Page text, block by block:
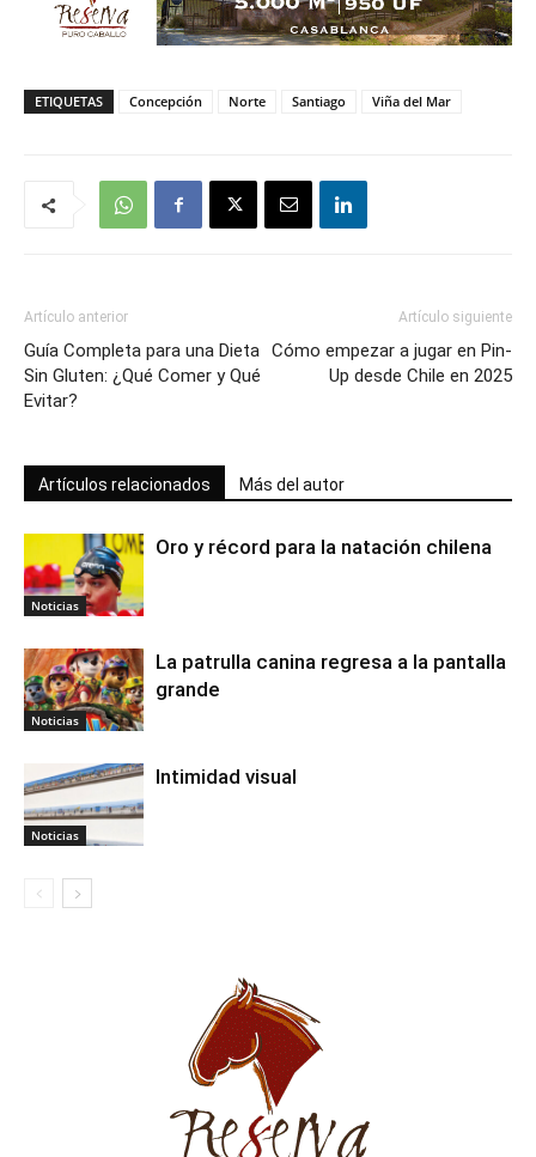
ETIQUETAS Concepción Norte Santiago Viña del Mar
Artículo anterior
Guía Completa para una Dieta
Sin Gluten: ¿Qué Comer y Qué
Evitar?
Artículo siguiente
Cómo empezar a jugar en Pin-
Up desde Chile en 2025
Artículos relacionados Más del autor
Noticias
Oro y récord para la natación chilena
Noticias
La patrulla canina regresa a la pantalla
grande
Noticias
Intimidad visual